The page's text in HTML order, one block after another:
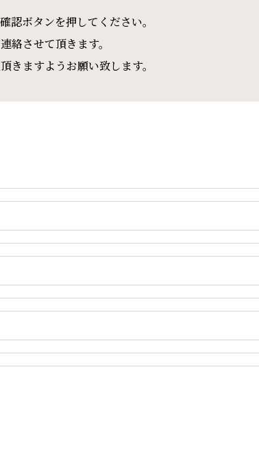
認ボタンを押してください。
絡させて頂きます。
きますようお願い致します。